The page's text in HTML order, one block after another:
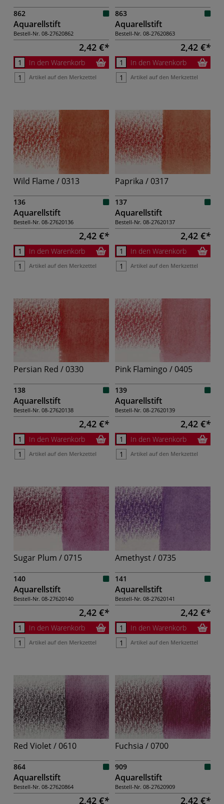
862
Aquarellstift
Bestell-Nr. 08-27620862
2,42 €
In den Warenkorb
Artikel auf den Merkzettel
863
Aquarellstift
Bestell-Nr. 08-27620863
2,42 €
In den Warenkorb
Artikel auf den Merkzettel
Wild Flame / 0313
136
Aquarellstift
Bestell-Nr. 08-27620136
2,42 €
In den Warenkorb
Artikel auf den Merkzettel
Paprika / 0317
137
Aquarellstift
Bestell-Nr. 08-27620137
2,42 €
In den Warenkorb
Artikel auf den Merkzettel
Persian Red / 0330
138
Aquarellstift
Bestell-Nr. 08-27620138
2,42 €
In den Warenkorb
Artikel auf den Merkzettel
Pink Flamingo / 0405
139
Aquarellstift
Bestell-Nr. 08-27620139
2,42 €
In den Warenkorb
Artikel auf den Merkzettel
Sugar Plum / 0715
140
Aquarellstift
Bestell-Nr. 08-27620140
2,42 €
In den Warenkorb
Artikel auf den Merkzettel
Amethyst / 0735
141
Aquarellstift
Bestell-Nr. 08-27620141
2,42 €
In den Warenkorb
Artikel auf den Merkzettel
Red Violet / 0610
864
Aquarellstift
Bestell-Nr. 08-27620864
2,42 €
Fuchsia / 0700
909
Aquarellstift
Bestell-Nr. 08-27620909
2,42 €